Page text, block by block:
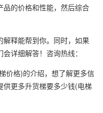
的价格和性能，然后综合
释能帮到你。同时，如果
详细解答！咨询热线：
价格)的介绍，想了解更多信
供更多升货梯要多少钱(电梯